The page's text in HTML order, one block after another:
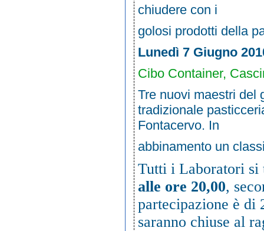
chiudere con i
golosi prodotti della
Lunedì 7 Giugno
Cibo Container,
Tre nuovi maestri del
tradizionale
Fontacervo. In
abbinamento un
Tutti i Laboratori si
alle ore 20,00,
partecipazione è
saranno chiuse al